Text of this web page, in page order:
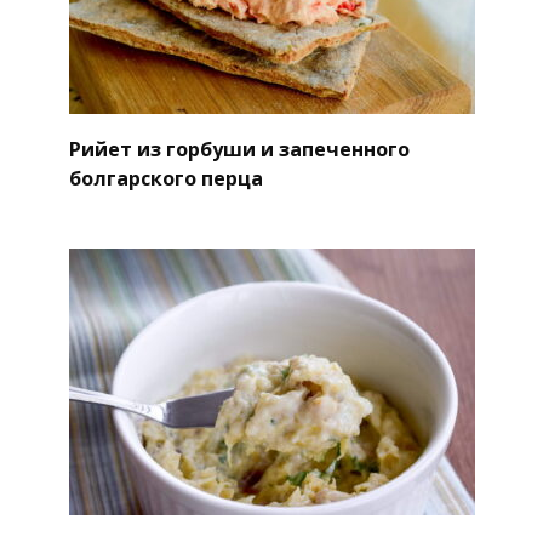
Рийет из горбуши и запеченного
болгарского перца